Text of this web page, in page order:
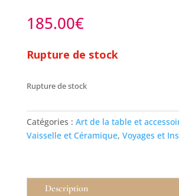
185.00€
Rupture de stock
Rupture de stock
Catégories : Art de la table et
Vaisselle et Céramique, Voyages et
Description